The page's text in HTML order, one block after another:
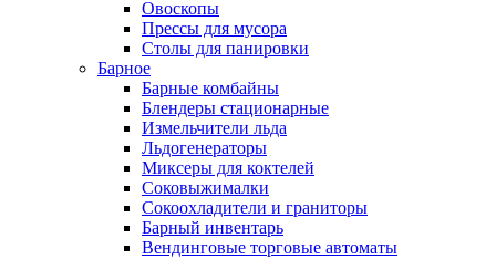
Овоскопы
Прессы для мусора
Столы для панировки
Барное
Барные комбайны
Блендеры стационарные
Измельчители льда
Льдогенераторы
Миксеры для коктелей
Соковыжималки
Сокоохладители и граниторы
Барный инвентарь
Вендинговые торговые автоматы